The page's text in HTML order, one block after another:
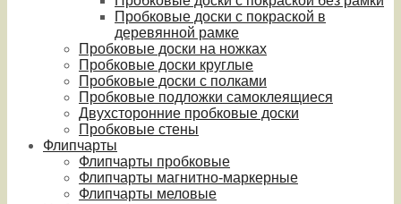
Пробковые доски с покраской в
деревянной рамке
Пробковые доски на ножках
Пробковые доски круглые
Пробковые доски с полками
Пробковые подложки самоклеящиеся
Двухсторонние пробковые доски
Пробковые стены
Флипчарты
Флипчарты пробковые
Флипчарты магнитно-маркерные
Флипчарты меловые